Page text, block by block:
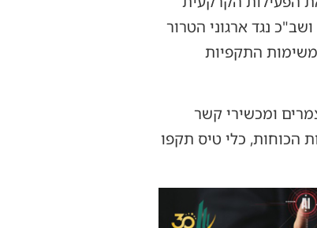
נגד ארגוני הטרור
למשימות התקפיות
ומכשירי קשר
הכוחות, כלי טיס תקפו